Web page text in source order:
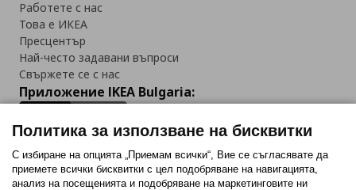
Работете с нас
Това е ИКЕА
Пресцентър
Най-често задавани въпроси
Свържете се с нас
Приложение IKEA Bulgaria:
Последвайте ни:
Политика за използване на бисквитки
С избиране на опцията „Приемам всички“, Вие се съгласявате да
приемете всички бисквитки с цел подобряване на навигацията,
анализ на посещенията и подобряване на маркетинговите ни